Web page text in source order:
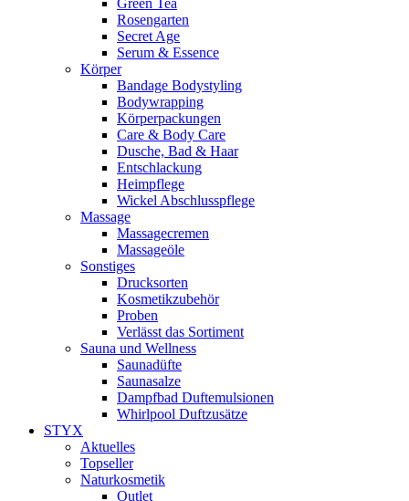
Green Tea
Rosengarten
Secret Age
Serum & Essence
Körper
Bandage Bodystyling
Bodywrapping
Körperpackungen
Care & Body Care
Dusche, Bad & Haar
Entschlackung
Heimpflege
Wickel Abschlusspflege
Massage
Massagecremen
Massageöle
Sonstiges
Drucksorten
Kosmetikzubehör
Proben
Verlässt das Sortiment
Sauna und Wellness
Saunadüfte
Saunasalze
Dampfbad Duftemulsionen
Whirlpool Duftzusätze
STYX
Aktuelles
Topseller
Naturkosmetik
Outlet